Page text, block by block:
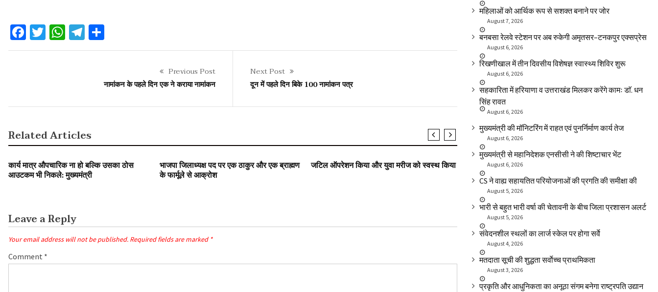
Facebook
Twitter
WhatsApp
Telegram
Previous Post
नामांकन के पहले दिन एक ने कराया नामांकन
Next Post
दून में पहले दिन बिके 100 नामांकन पत्र
Related Articles
कार्य मात्र औपचारिक ना हो बल्कि उसका ठोस
आउटकम भी निकले: मुख्यमंत्री
भाजपा जिलाध्यक्ष पद पर एक ठाकुर और एक ब्राह्मण
के फार्मूले से आक्रोश
जटिल ऑपरेशन किया और युवा मरीज को स्वस्थ किया
SLIDER उत्तराखंड
उत्कृष्ट कार्यों से विकसित राज्य के सपने को करें
साकार: महाराज
Leave a Reply
Your email address will not be published. Required fields are marked *
Comment *
महिलाओं को आर्थिक रूप से सशक्त बनाने पर जोर
August 7, 2026
बनबसा रेलवे स्टेशन पर अब रुकेगी अमृतसर–टनकपुर एक्सप्रेस
August 6, 2026
रिखणीखाल में तीन दिवसीय विशेषज्ञ स्वास्थ्य शिविर शुरू
August 6, 2026
सहकारिता में हरियाणा व उत्तराखंड मिलकर करेंगे कामः डाॅ. धन
सिंह रावत
August 6, 2026
मुख्यमंत्री की मॉनिटरिंग में राहत एवं पुनर्निर्माण कार्य तेज
August 6, 2026
मुख्यमंत्री से महानिदेशक एनसीसी ने की शिष्टाचार भेंट
August 6, 2026
CS ने वाह्य सहायतित परियोजनाओं की प्रगति की समीक्षा की
August 5, 2026
भारी से बहुत भारी वर्षा की चेतावनी के बीच जिला प्रशासन अलर्ट
August 5, 2026
संवेदनशील स्थलों का लार्ज स्केल पर होगा सर्वे
August 4, 2026
मतदाता सूची की शुद्धता सर्वाेच्च प्राथमिकता
August 3, 2026
प्रकृति और आधुनिकता का अनूठा संगम बनेगा राष्ट्रपति उद्यान